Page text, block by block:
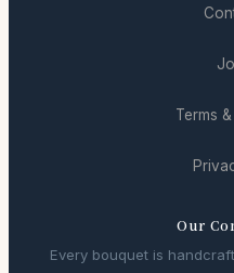
Terms
Our
Every bouquet is